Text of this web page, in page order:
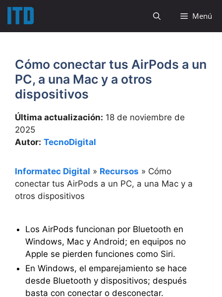
Saltar
contenido
Menú
Cómo conectar tus AirPods a un
PC, a una Mac y a otros
dispositivos
Última actualización: 18 de noviembre de
2025
Autor: TecnoDigital
Informatec Digital » Recursos » Cómo
conectar tus AirPods a un PC, a una Mac y a
otros dispositivos
Los AirPods funcionan por Bluetooth en
Windows, Mac y Android; en equipos no
Apple se pierden funciones como Siri.
En Windows, el emparejamiento se hace
desde Bluetooth y dispositivos; después
basta con conectar o desconectar.